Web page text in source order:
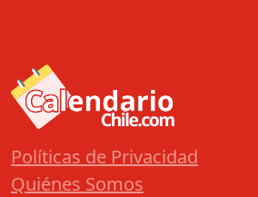
Políticas de Privacidad
Quiénes Somos